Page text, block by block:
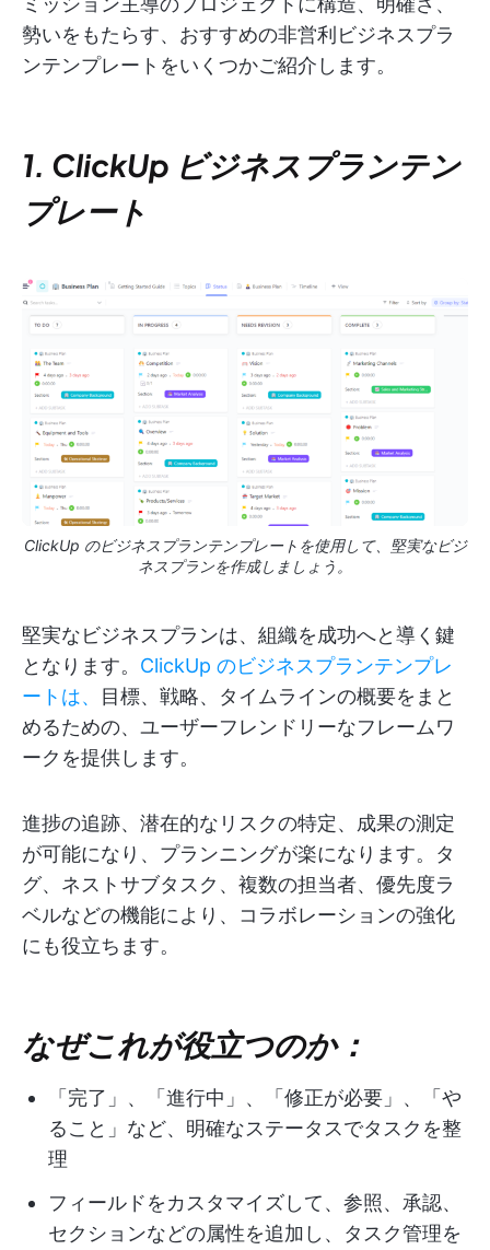
勢いをもたらす、おすすめの非営利ビジネスプラ
ンテンプレートをいくつかご紹介します。
1. ClickUp ビジネスプランテン
プレート
ClickUp のビジネスプランテンプレートを使用して、堅実なビジ
ネスプランを作成しましょう。
堅実なビジネスプランは、組織を成功へと導く鍵
となります。 ClickUp のビジネスプランテンプレ
ートは、 目標、戦略、タイムラインの概要をまと
めるための、ユーザーフレンドリーなフレームワ
ークを提供します。
進捗の追跡、潜在的なリスクの特定、成果の測定
が可能になり、プランニングが楽になります。タ
グ、ネストサブタスク、複数の担当者、優先度ラ
ベルなどの機能により、コラボレーションの強化
にも役立ちます。
なぜこれが役立つのか：
「完了」、「進行中」、「修正が必要」、「や
ること」など、明確なステータスでタスクを整
理
フィールドをカスタマイズして、参照、承認、
セクションなどの属性を追加し、タスク管理を